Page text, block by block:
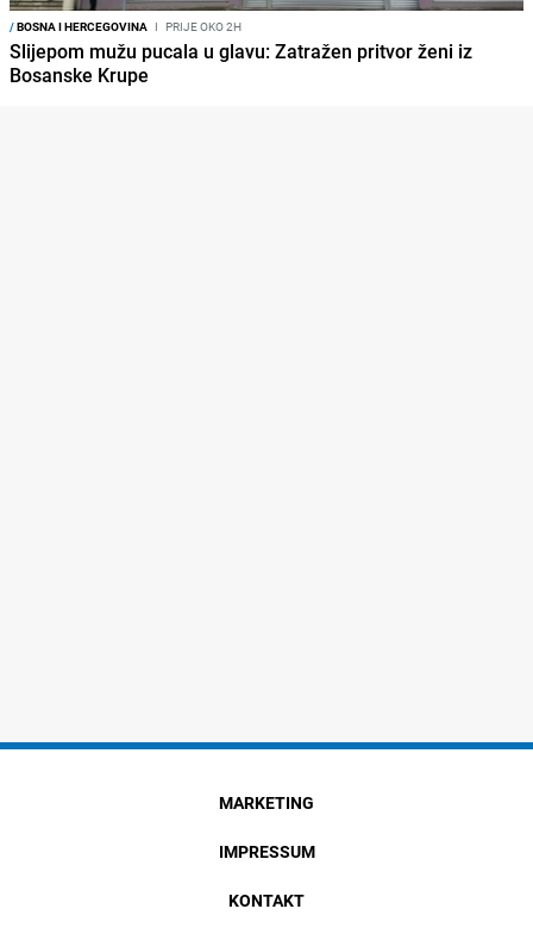
/BOSNA I HERCEGOVINA I PRIJE OKO 2H
Slijepom mužu pucala u glavu: Zatražen pritvor ženi iz
Bosanske Krupe
MARKETING
IMPRESSUM
KONTAKT